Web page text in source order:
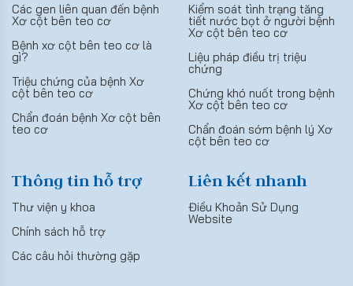
Các gen liên quan đến bệnh
Xơ cột bên teo cơ
Bệnh xơ cột bên teo cơ là
gì?
Triệu chứng của bệnh Xơ
cột bên teo cơ
Chẩn đoán bệnh Xơ cột bên
teo cơ
Kiểm soát tình trạng tăng
tiết nước bọt ở người bệnh
Xơ cột bên teo cơ
Liệu pháp điều trị triệu
chứng
Chứng khó nuốt trong bệnh
Xơ cột bên teo cơ
Chẩn đoán sớm bệnh lý Xơ
cột bên teo cơ
Thông tin hỗ trợ
Thư viện y khoa
Chính sách hỗ trợ
Các câu hỏi thường gặp
Liên kết nhanh
Điều Khoản Sử Dụng
Website